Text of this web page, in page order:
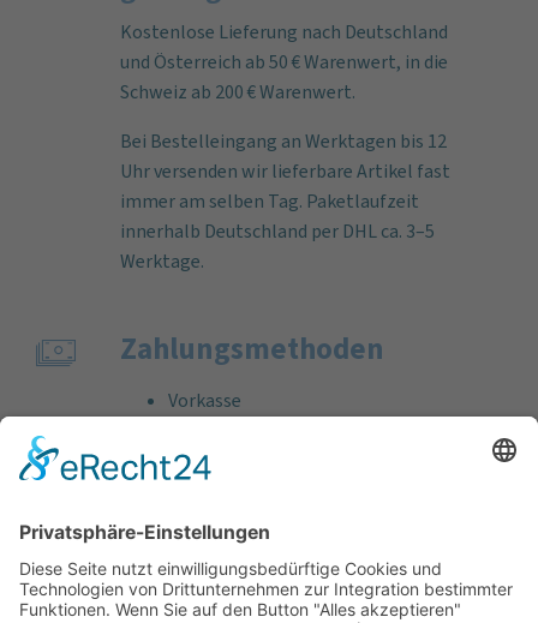
Kostenlose Lieferung nach Deutschland
und Österreich ab 50 € Warenwert, in die
Schweiz ab 200 € Warenwert.
Bei Bestelleingang an Werktagen bis 12
Uhr versenden wir lieferbare Artikel fast
immer am selben Tag. Paketlaufzeit
innerhalb Deutschland per DHL ca. 3–5
Werktage.
Zahlungs­methoden
Vorkasse
Bankeinzug
Kreditkarte (VISA & MasterCard)
Support
Kostenlose Beratung vor und nach dem